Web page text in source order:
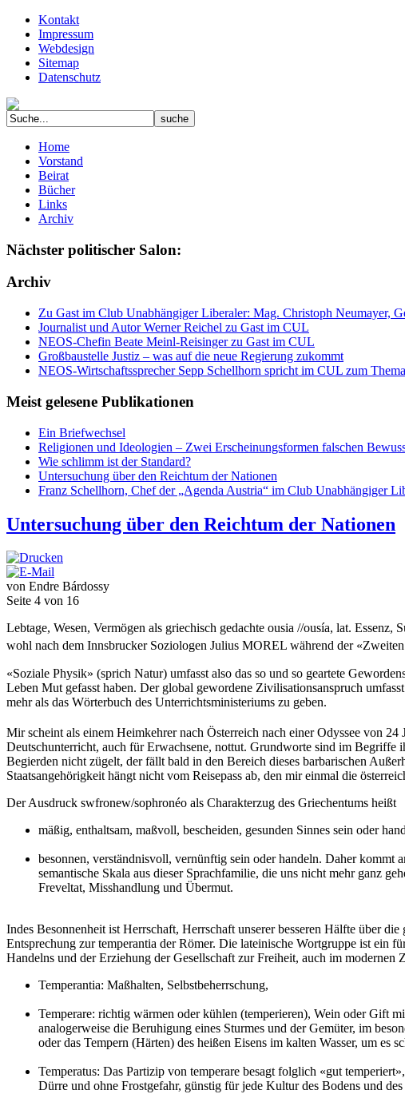
Kontakt
Impressum
Webdesign
Sitemap
Datenschutz
Home
Vorstand
Beirat
Bücher
Links
Archiv
Nächster politischer Salon:
Archiv
Zu Gast im Club Unabhängiger Liberaler: Mag. Christoph Neumayer,
Journalist und Autor Werner Reichel zu Gast im CUL
NEOS-Chefin Beate Meinl-Reisinger zu Gast im CUL
Großbaustelle Justiz – was auf die neue Regierung zukommt
NEOS-Wirtschaftssprecher Sepp Schellhorn spricht im CUL zum
Meist gelesene Publikationen
Ein Briefwechsel
Religionen und Ideologien – Zwei Erscheinungsformen falschen
Wie schlimm ist der Standard?
Untersuchung über den Reichtum der Nationen
Franz Schellhorn, Chef der „Agenda Austria“ im Club Unabhängiger
Untersuchung über den Reichtum der Nationen
von Endre Bárdossy
Seite 4 von 16
Lebtage, Wesen, Vermögen als griechisch gedachte ousia //ousía, lat.
wohl nach dem Innsbrucker Soziologen Julius MOREL während der
«Soziale Physik» (sprich Natur) umfasst also das so und so geartete
Leben Mut gefasst haben. Der global gewordene Zivilisationsanspruch
mehr als das Wörterbuch des Unterrichtsministeriums zu geben.
Mir scheint als einem Heimkehrer nach Österreich nach einer Odyssee von
Deutschunterricht, auch für Erwachsene, nottut. Grundworte sind im
Begierden nicht zügelt, der fällt bald in den Bereich dieses barbarischen
Staatsangehörigkeit hängt nicht vom Reisepass ab, den mir einmal die
Der Ausdruck swfronew/sophronéo als Charakterzug des Griechentums heißt
mäßig, enthaltsam, maßvoll, bescheiden, gesunden Sinnes sein oder
besonnen, verständnisvoll, vernünftig sein oder handeln. Daher
semantische Skala aus dieser Sprachfamilie, die uns nicht mehr ganz
Freveltat, Misshandlung und Übermut.
Indes Besonnenheit ist Herrschaft, Herrschaft unserer besseren Hälfte über
Entsprechung zur temperantia der Römer. Die lateinische Wortgruppe ist ein
Handelns und der Erziehung der Gesellschaft zur Freiheit, auch im modernen
Temperantia: Maßhalten, Selbstbeherrschung,
Temperare: richtig wärmen oder kühlen (temperieren), Wein oder Gift
analogerweise die Beruhigung eines Sturmes und der Gemüter, im
oder das Tempern (Härten) des heißen Eisens im kalten Wasser, um es
Temperatus: Das Partizip von temperare besagt folglich «gut
Dürre und ohne Frostgefahr, günstig für jede Kultur des Bodens und